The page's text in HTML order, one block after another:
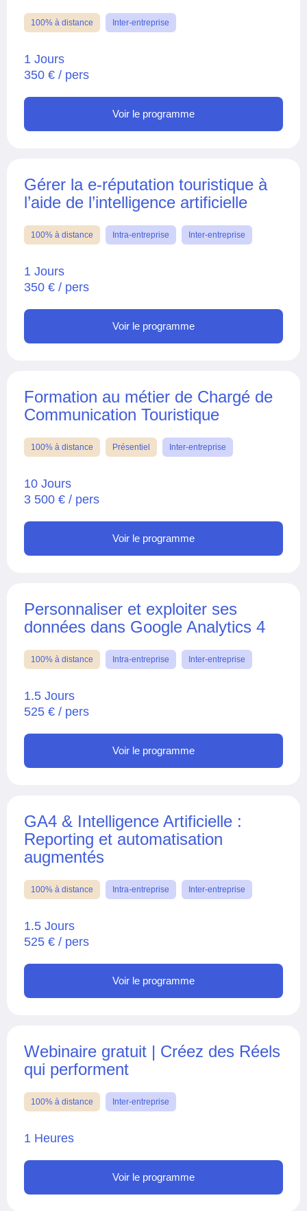
100% à distance Inter-entreprise
1 Jours
350 € / pers
Voir le programme
Gérer la e-réputation touristique à
l’aide de l’intelligence artificielle
100% à distance Intra-entreprise Inter-entreprise
1 Jours
350 € / pers
Voir le programme
Formation au métier de Chargé de
Communication Touristique
100% à distance Présentiel Inter-entreprise
10 Jours
3 500 € / pers
Voir le programme
Personnaliser et exploiter ses
données dans Google Analytics 4
100% à distance Intra-entreprise Inter-entreprise
1.5 Jours
525 € / pers
Voir le programme
GA4 & Intelligence Artificielle :
Reporting et automatisation
augmentés
100% à distance Intra-entreprise Inter-entreprise
1.5 Jours
525 € / pers
Voir le programme
Webinaire gratuit | Créez des Réels
qui performent
100% à distance Inter-entreprise
1 Heures
Voir le programme